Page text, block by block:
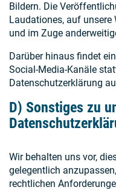
Bildern. Die
Laudationes, auf unsere
und im Zuge
Darüber hinaus findet
Social-Media-Kanäle
Datenschutzerklärung
D) Sonstiges zu
Wir behalten uns vor,
gelegentlich
rechtlichen